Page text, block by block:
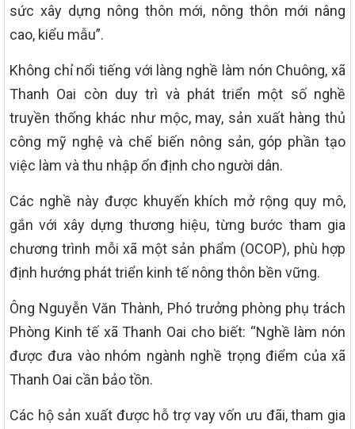
sức xây dựng nông thôn mới, nông thôn mới nâng
cao, kiểu mẫu”.
Không chỉ nổi tiếng với làng nghề làm nón Chuông, xã
Thanh Oai còn duy trì và phát triển một số nghề
truyền thống khác như mộc, may, sản xuất hàng thủ
công mỹ nghệ và chế biến nông sản, góp phần tạo
việc làm và thu nhập ổn định cho người dân.
Các nghề này được khuyến khích mở rộng quy mô,
gắn với xây dựng thương hiệu, từng bước tham gia
chương trình mỗi xã một sản phẩm (OCOP), phù hợp
định hướng phát triển kinh tế nông thôn bền vững.
Ông Nguyễn Văn Thành, Phó trưởng phòng phụ trách
Phòng Kinh tế xã Thanh Oai cho biết: “Nghề làm nón
được đưa vào nhóm ngành nghề trọng điểm của xã
Thanh Oai cần bảo tồn.
Các hộ sản xuất được hỗ trợ vay vốn ưu đãi, tham gia